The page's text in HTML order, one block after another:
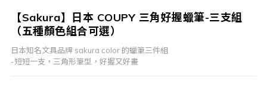
【Sakura】日本 COUPY 三角好握蠟筆-三支組
（五種顏色組合可選）
日本知名文具品牌 sakura color 的蠟筆三件組
-短短一支，三角形筆型，好握又好畫